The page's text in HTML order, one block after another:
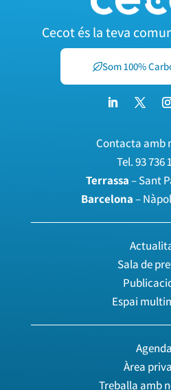
Cecot és la teva
Som 100%
Contacta amb
Tel.93 736
Terrassa– Sant
Barcelona–
Sala de
Espai
Agenda
Àrea
Treballa amb